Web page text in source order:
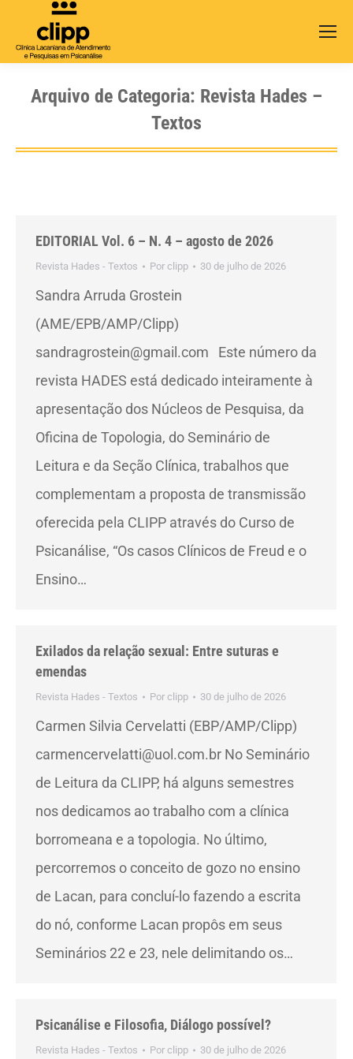
Arquivo de Categoria: Revista Hades –
Textos
EDITORIAL Vol. 6 – N. 4 – agosto de 2026
Revista Hades - Textos Por clipp 30 de julho de 2026
Sandra Arruda Grostein
(AME/EPB/AMP/Clipp)
sandragrostein@gmail.com Este número da
revista HADES está dedicado inteiramente à
apresentação dos Núcleos de Pesquisa, da
Oficina de Topologia, do Seminário de
Leitura e da Seção Clínica, trabalhos que
complementam a proposta de transmissão
oferecida pela CLIPP através do Curso de
Psicanálise, “Os casos Clínicos de Freud e o
Ensino…
Exilados da relação sexual: Entre suturas e
emendas
Revista Hades - Textos Por clipp 30 de julho de 2026
Carmen Silvia Cervelatti (EBP/AMP/Clipp)
carmencervelatti@uol.com.br No Seminário
de Leitura da CLIPP, há alguns semestres
nos dedicamos ao trabalho com a clínica
borromeana e a topologia. No último,
percorremos o conceito de gozo no ensino
de Lacan, para concluí-lo fazendo a escrita
do nó, conforme Lacan propôs em seus
Seminários 22 e 23, nele delimitando os…
Psicanálise e Filosofia, Diálogo possível?
Revista Hades - Textos Por clipp 30 de julho de 2026